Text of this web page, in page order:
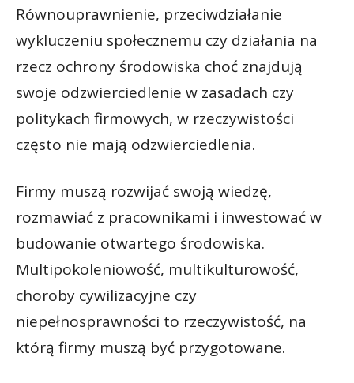
Równouprawnienie, przeciwdziałanie
wykluczeniu społecznemu czy działania na
rzecz ochrony środowiska choć znajdują
swoje odzwierciedlenie w zasadach czy
politykach firmowych, w rzeczywistości
często nie mają odzwierciedlenia.
Firmy muszą rozwijać swoją wiedzę,
rozmawiać z pracownikami i inwestować w
budowanie otwartego środowiska.
Multipokoleniowość, multikulturowość,
choroby cywilizacyjne czy
niepełnosprawności to rzeczywistość, na
którą firmy muszą być przygotowane.